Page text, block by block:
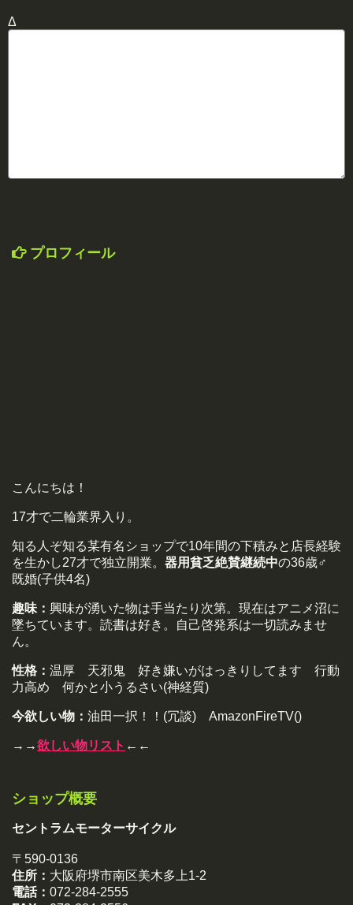
Δ
プロフィール
こんにちは！
17才で二輪業界入り。
知る人ぞ知る某有名ショップで10年間の下積みと店長経験
を生かし27才で独立開業。 器用貧乏絶賛継続中の36歳♂
既婚(子供4名)
趣味： 興味が湧いた物は手当たり次第。現在はアニメ沼に
墜ちています。読書は好き。自己啓発系は一切読みませ
ん。
性格： 温厚 天邪鬼 好き嫌いがはっきりしてます 行動
力高め 何かと小うるさい(神経質)
今欲しい物： 油田一択！！(冗談) AmazonFireTV()
→→欲しい物リスト ←←
ショップ概要
セントラムモーターサイクル
〒590-0136
住所： 大阪府堺市南区美木多上1-2
電話： 072-284-2555